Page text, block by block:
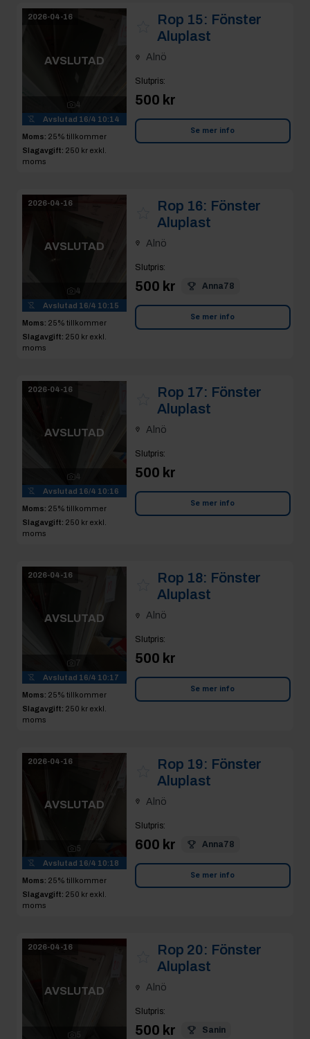
2026-04-16
AVSLUTAD
4
Avslutad 16/4 10:14
Moms: 25% tillkommer
Slagavgift: 250 kr exkl.
moms
Rop 15: Fönster
Aluplast
Alnö
Slutpris:
500 kr
Se mer info
2026-04-16
AVSLUTAD
4
Avslutad 16/4 10:15
Moms: 25% tillkommer
Slagavgift: 250 kr exkl.
moms
Rop 16: Fönster
Aluplast
Alnö
Slutpris:
500 kr Anna78
Se mer info
2026-04-16
AVSLUTAD
Avslutad 16/4 10:16
Moms: 25% tillkommer
Slagavgift: 250 kr exkl.
moms
Rop 17: Fönster
Aluplast
Alnö
Slutpris:
500 kr
Se mer info
2026-04-16
AVSLUTAD
7
Avslutad 16/4 10:17
Moms: 25% tillkommer
Slagavgift: 250 kr exkl.
moms
Rop 18: Fönster
Aluplast
Alnö
Slutpris:
500 kr
Se mer info
2026-04-16
AVSLUTAD
5
Avslutad 16/4 10:18
Moms: 25% tillkommer
Slagavgift: 250 kr exkl.
moms
Rop 19: Fönster
Aluplast
Alnö
Slutpris:
600 kr Anna78
Se mer info
2026-04-16
AVSLUTAD
Rop 20: Fönster
Aluplast
Alnö
Slutpris:
500 kr Sanin